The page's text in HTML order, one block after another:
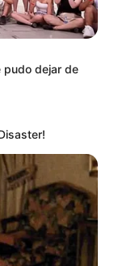
de
la
pudo dejar de